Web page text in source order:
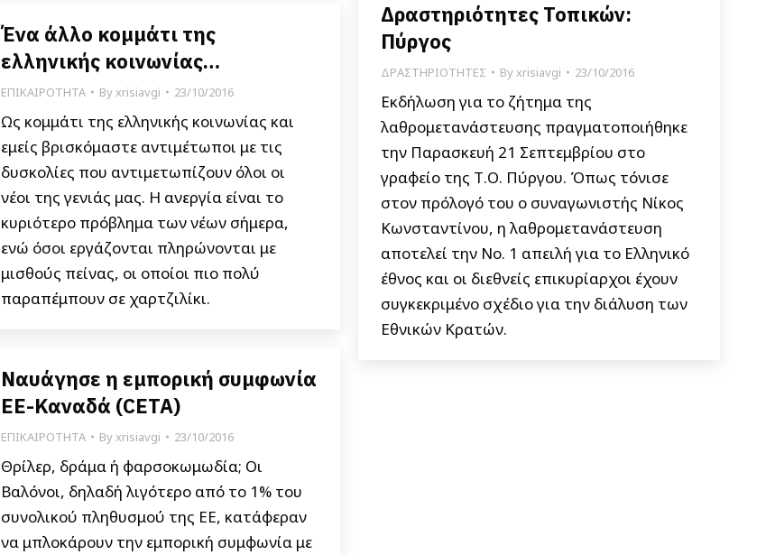
Δραστηριότητες Τοπικών:
Πύργος
ΔΡΑΣΤΗΡΙΟΤΗΤΕΣ Byxrisiavgi 23/10/2016
Εκδήλωση για το ζήτημα της
λαθρομετανάστευσης πραγματοποιήθηκε
την Παρασκευή 21 Σεπτεμβρίου στο
γραφείο της Τ.Ο. Πύργου. Όπως τόνισε
στον πρόλογό του ο συναγωνιστής Νίκος
Κωνσταντίνου, η λαθρομετανάστευση
αποτελεί την Νο. 1 απειλή για το Ελληνικό
έθνος και οι διεθνείς επικυρίαρχοι έχουν
συγκεκριμένο σχέδιο για την διάλυση των
Εθνικών Κρατών.
Ένα άλλο κομμάτι της
ελληνικής κοινωνίας…
ΕΠΙΚΑΙΡΟΤΗΤΑ Byxrisiavgi 23/10/2016
Ως κομμάτι της ελληνικής κοινωνίας και
εμείς βρισκόμαστε αντιμέτωποι με τις
δυσκολίες που αντιμετωπίζουν όλοι οι
νέοι της γενιάς μας. Η ανεργία είναι το
κυριότερο πρόβλημα των νέων σήμερα,
ενώ όσοι εργάζονται πληρώνονται με
μισθούς πείνας, οι οποίοι πιο πολύ
παραπέμπουν σε χαρτζιλίκι.
Ναυάγησε η εμπορική συμφωνία
ΕΕ-Καναδά (CETA)
ΕΠΙΚΑΙΡΟΤΗΤΑ Byxrisiavgi 23/10/2016
Θρίλερ, δράμα ή φαρσοκωμωδία; Οι
Βαλόνοι, δηλαδή λιγότερο από το 1% του
συνολικού πληθυσμού της ΕΕ, κατάφεραν
να μπλοκάρουν την εμπορική συμφωνία με